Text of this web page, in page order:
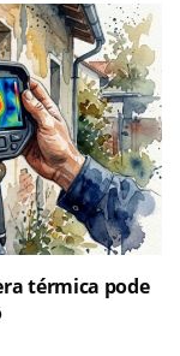
térmica pode